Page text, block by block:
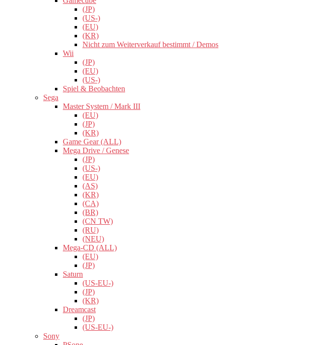
(JP)
(US-)
(EU)
(KR)
Nicht zum Weiterverkauf bestimmt / Demos
Wii
(JP)
(EU)
(US-)
Spiel & Beobachten
Sega
Master System / Mark III
(EU)
(JP)
(KR)
Game Gear (ALL)
Mega Drive / Genese
(JP)
(US-)
(EU)
(AS)
(KR)
(CA)
(BR)
(CN TW)
(RU)
(NEU)
Mega-CD (ALL)
(EU)
(JP)
Saturn
(US-EU-)
(JP)
(KR)
Dreamcast
(JP)
(US-EU-)
Sony